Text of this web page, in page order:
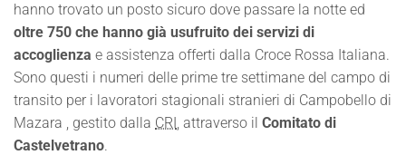
hanno trovato un posto sicuro dove passare la notte ed
oltre 750 che hanno già usufruito dei servizi di
accoglienza e assistenza offerti dalla Croce Rossa Italiana.
Sono questi i numeri delle prime tre settimane del campo di
transito per i lavoratori stagionali stranieri di Campobello di
Mazara , gestito dalla CRI, attraverso il Comitato di
Castelvetrano.